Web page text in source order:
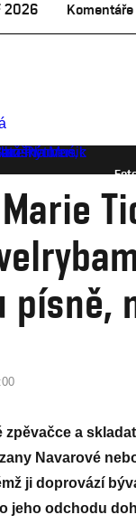
2026 Komentáře
písně,
zpěvačce a
Navarové
ji doprovází
jeho odchodu